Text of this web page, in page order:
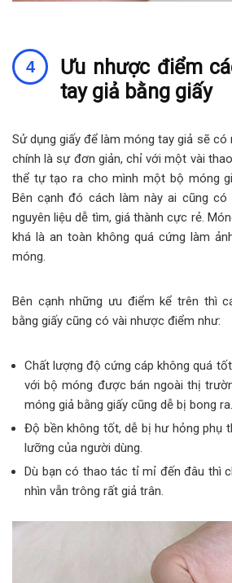
Ưu nhược điểm
tay giả bằng giấy
Sử dụng giấy để làm móng tay giả sẽ có
chính là sự đơn giản, chỉ với một vài
thể tự tạo ra cho mình một bộ móng
Bên cạnh đó cách làm này ai cũng
nguyên liệu dễ tìm, giá thành cực rẻ.
khá là an toàn không quá cứng làm
móng.
Bên cạnh những ưu điểm kể trên thì
bằng giấy cũng có vài nhược điểm như:
Chất lượng độ cứng cáp không quá
với bộ móng được bán ngoài thị
móng giả bằng giấy cũng dễ bị bong ra.
Độ bền không tốt, dễ bị hư hỏng phụ
lưỡng của người dùng.
Dù bạn có thao tác tỉ mỉ đến đâu thì
nhìn vẫn trông rất giả trân.